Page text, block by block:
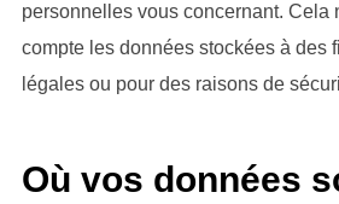
personnelles vous concernant. Cela
compte les données stockées à des
légales ou pour des raisons de
Où vos données